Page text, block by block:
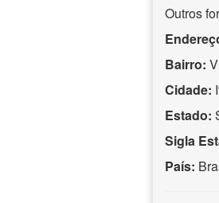
Outros
Bairro:
Cidade:
Estado:
Sigla
País: